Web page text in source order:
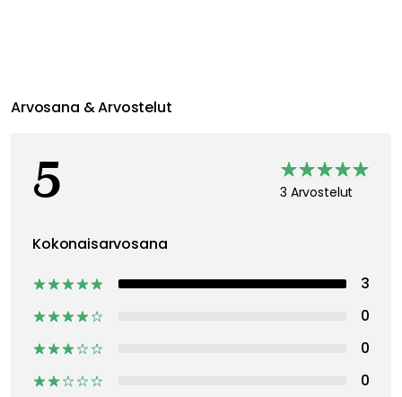
Arvosana & Arvostelut
5 3 Arvostelut
Kokonaisarvosana
3
0
0
0